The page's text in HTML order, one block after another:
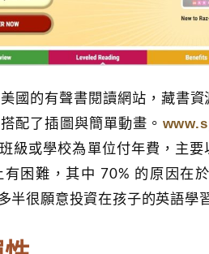
國的有聲書閱讀網站，藏書
配了插圖與簡單動畫。
級或學校為單位付年費，主
困難，其中 70% 的原因在
半很願意投資在孩子的英語學